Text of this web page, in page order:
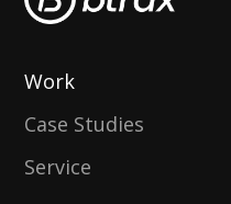
Work
Case Studies
Service